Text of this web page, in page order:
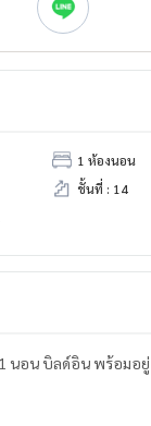
1 ห้องนอน
ชั้นที่ : 14
1 นอน บิลด์อิน พร้อมอ